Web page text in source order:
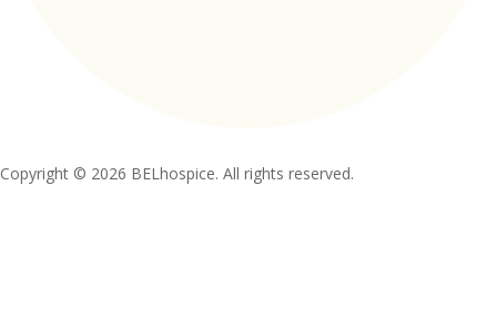
Copyright © 2026 BELhospice. All rights reserved.